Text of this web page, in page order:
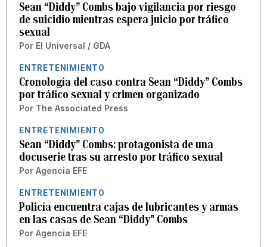
Sean “Diddy” Combs bajo vigilancia por riesgo
de suicidio mientras espera juicio por tráfico
sexual
Por El Universal / GDA
ENTRETENIMIENTO
Cronología del caso contra Sean “Diddy” Combs
por tráfico sexual y crimen organizado
Por The Associated Press
ENTRETENIMIENTO
Sean “Diddy” Combs: protagonista de una
docuserie tras su arresto por tráfico sexual
Por Agencia EFE
ENTRETENIMIENTO
Policía encuentra cajas de lubricantes y armas
en las casas de Sean “Diddy” Combs
Por Agencia EFE